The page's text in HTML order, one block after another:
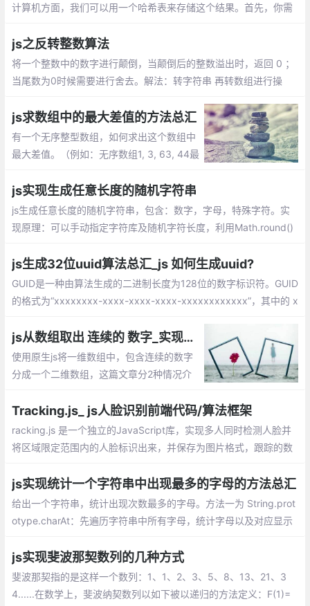
计算机方面，我们可以用一个哈希表来存储这个结果。首先，你需
js之反转整数算法
将一个整数中的数字进行颠倒，当颠倒后的整数溢出时，返回 0 ；
当尾数为0时候需要进行舍去。解法：转字符串 再转数组进行操
js求数组中的最大差值的方法总汇
有一个无序整型数组，如何求出这个数组中
最大差值。（例如：无序数组1, 3, 63, 44最
数组，找到最大值和最小值，返回差值
js实现生成任意长度的随机字符串
js生成任意长度的随机字符串，包含：数字，字母，特殊字符。实
现原理：可以手动指定字符库及随机字符长度，利用Math.round()
js生成32位uuid算法总汇_js 如何生成uuid?
GUID是一种由算法生成的二进制长度为128位的数字标识符。GUID
的格式为“xxxxxxxx-xxxx-xxxx-xxxx-xxxxxxxxxxxx”，其中的 x
计算机和计算机集群都不会生成两个相同的GUID。
js从数组取出 连续的 数字_实现一维数组中连续数字分成几个连续的数字数组
使用原生js将一维数组中，包含连续的数字
分成一个二维数组，这篇文章分2种情况介
个数字。
Tracking.js_ js人脸识别前端代码/算法框架
racking.js 是一个独立的JavaScript库，实现多人同时检测人脸并
将区域限定范围内的人脸标识出来，并保存为图片格式，跟踪的数
定颜色，或者检测一个人体/脸的出现与移动，来触发JavaScript
事件。
js实现统计一个字符串中出现最多的字母的方法总汇
给出一个字符串，统计出现次数最多的字母。方法一为 String.prot
otype.charAt：先遍历字符串中所有字母，统计字母以及对应显示
otype.split：逻辑和方法一相同，只不过是通过 split 直接把字符串
先拆成数组。
js实现斐波那契数列的几种方式
斐波那契指的是这样一个数列：1、1、2、3、5、8、13、21、3
4......在数学上，斐波纳契数列以如下被以递归的方法定义：F(1)=